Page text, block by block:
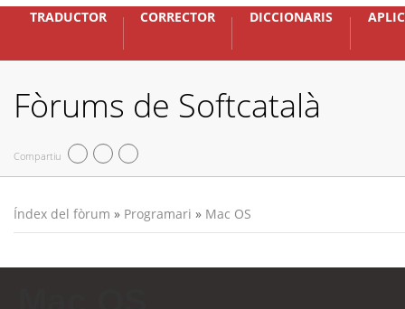
TRADUCTOR CORRECTOR DICCIONARIS
Fòrums de Softcatalà
Compartiu
Índex del fòrum » Programari » Mac OS